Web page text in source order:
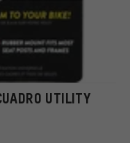
UTILITY